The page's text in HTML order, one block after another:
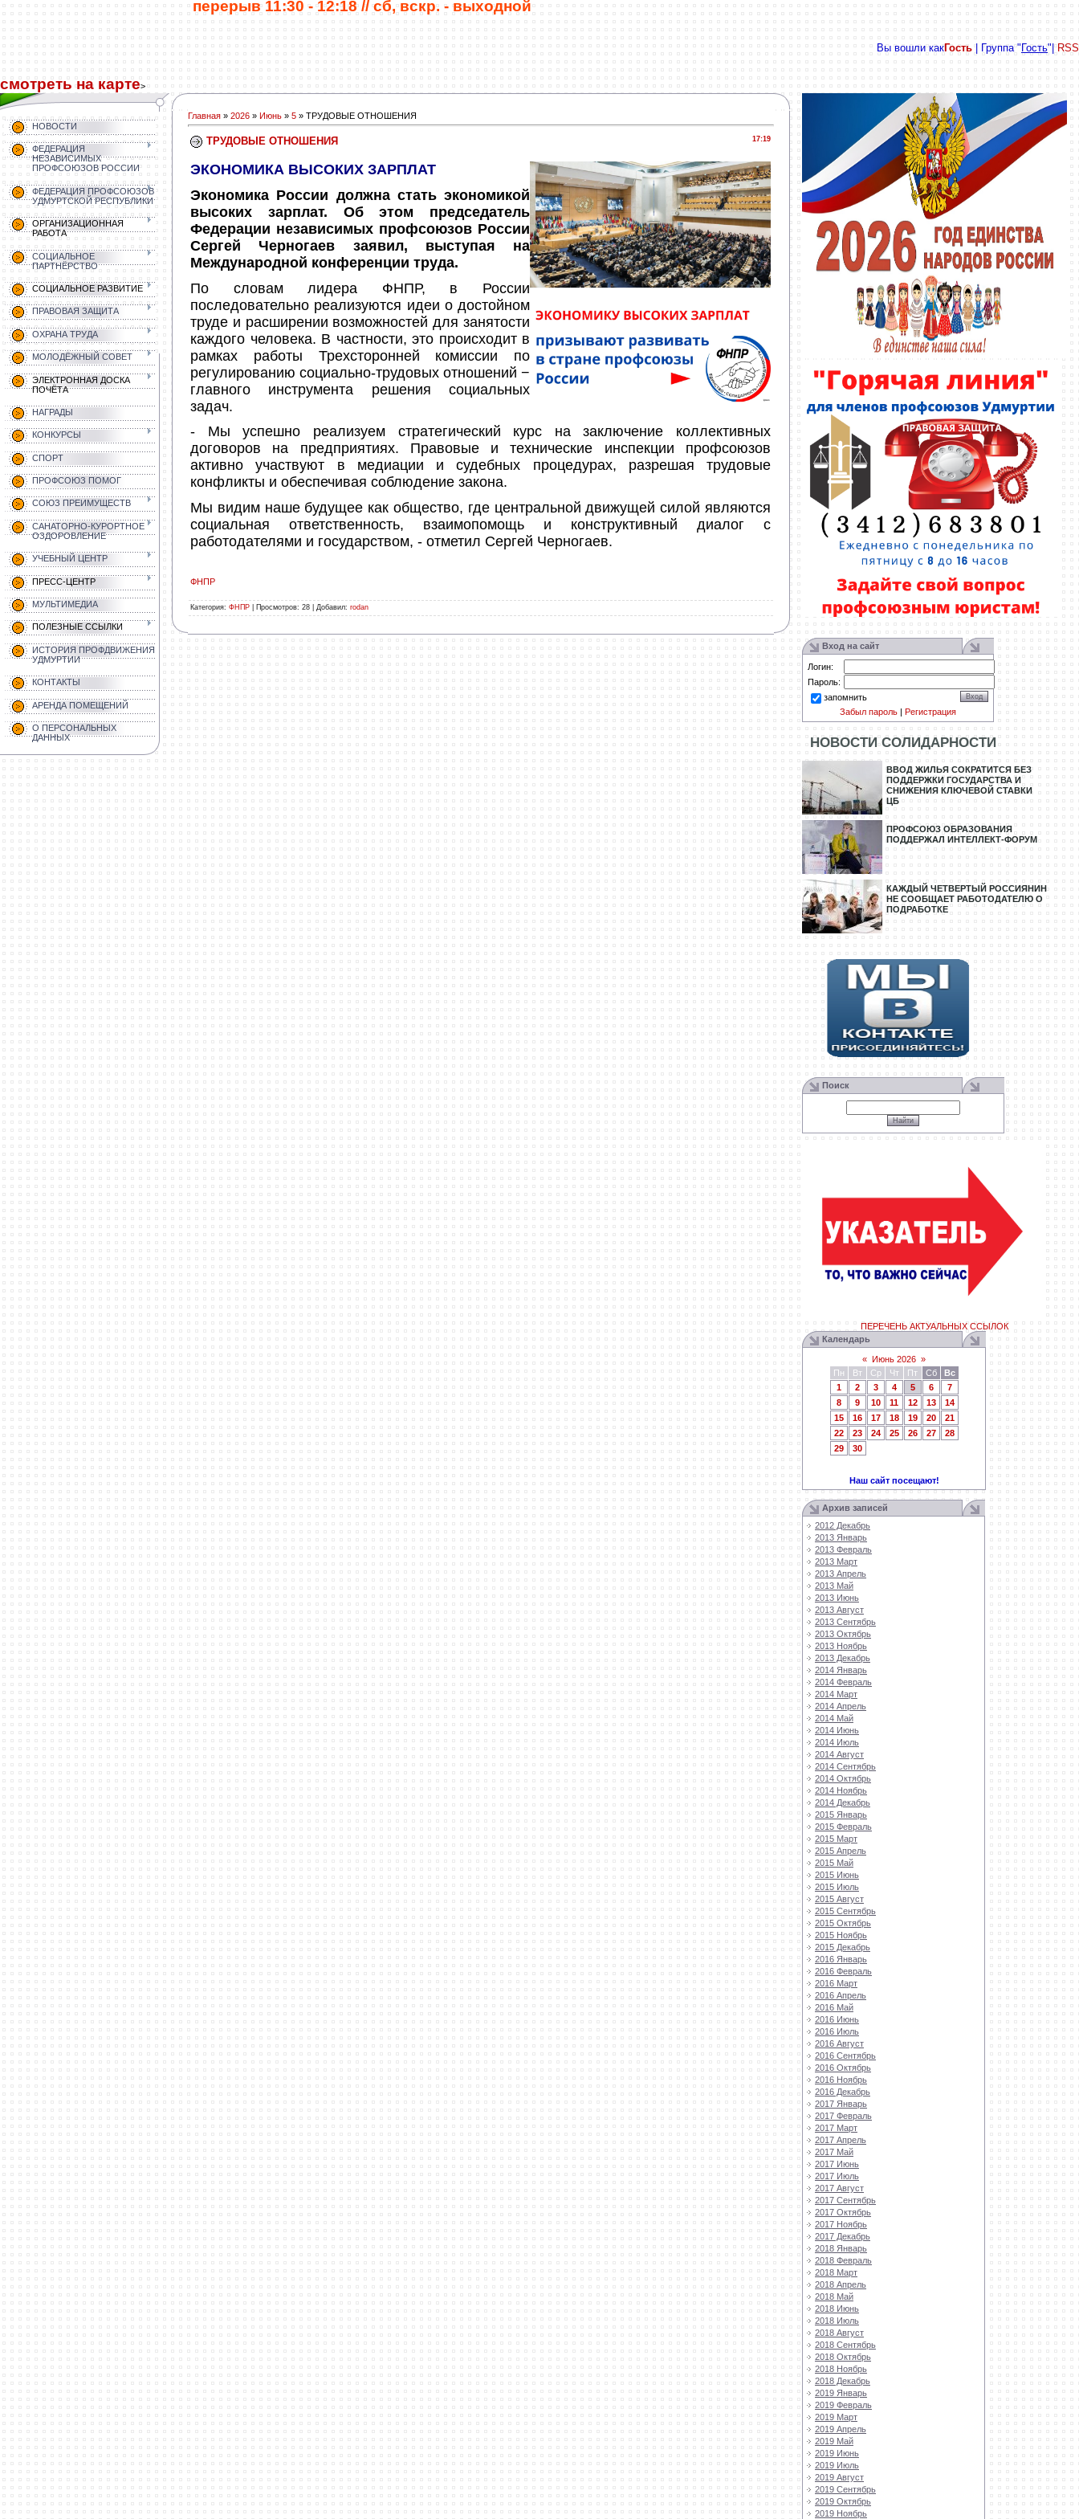
перерыв 11:30 - 12:18 // сб, вскр. - выходной
Вы вошли какГость | Группа " Гость"| RSS
смотреть на карте>
НОВОСТИ
ФЕДЕРАЦИЯ
НЕЗАВИСИМЫХ
ПРОФСОЮЗОВ РОССИИ
ФЕДЕРАЦИЯ ПРОФСОЮЗОВ
УДМУРТСКОЙ РЕСПУБЛИКИ
ОРГАНИЗАЦИОННАЯ
РАБОТА
СОЦИАЛЬНОЕ
ПАРТНЁРСТВО
СОЦИАЛЬНОЕ РАЗВИТИЕ
ПРАВОВАЯ ЗАЩИТА
ОХРАНА ТРУДА
МОЛОДЁЖНЫЙ СОВЕТ
ЭЛЕКТРОННАЯ ДОСКА
ПОЧЁТА
НАГРАДЫ
КОНКУРСЫ
СПОРТ
ПРОФСОЮЗ ПОМОГ
СОЮЗ ПРЕИМУЩЕСТВ
САНАТОРНО-КУРОРТНОЕ
ОЗДОРОВЛЕНИЕ
УЧЕБНЫЙ ЦЕНТР
ПРЕСС-ЦЕНТР
МУЛЬТИМЕДИА
ПОЛЕЗНЫЕ ССЫЛКИ
ИСТОРИЯ ПРОФДВИЖЕНИЯ
УДМУРТИИ
КОНТАКТЫ
АРЕНДА ПОМЕЩЕНИЙ
О ПЕРСОНАЛЬНЫХ
ДАННЫХ
Главная » 2026 » Июнь » 5 » ТРУДОВЫЕ ОТНОШЕНИЯ
17:19
ТРУДОВЫЕ ОТНОШЕНИЯ
ЭКОНОМИКА ВЫСОКИХ ЗАРПЛАТ
Экономика России должна стать экономикой
высоких зарплат. Об этом председатель
Федерации независимых профсоюзов России
Сергей Черногаев заявил, выступая на
Международной конференции труда.
По словам лидера ФНПР, в России
последовательно реализуются идеи о достойном
труде и расширении возможностей для занятости
каждого человека. В частности, это происходит в
рамках работы Трехсторонней комиссии по
регулированию социально-трудовых отношений −
главного инструмента решения социальных
задач.
- Мы успешно реализуем стратегический курс на заключение коллективных
договоров на предприятиях. Правовые и технические инспекции профсоюзов
активно участвуют в медиации и судебных процедурах, разрешая трудовые
конфликты и обеспечивая соблюдение закона.
Мы видим наше будущее как общество, где центральной движущей силой являются
социальная ответственность, взаимопомощь и конструктивный диалог с
работодателями и государством, - отметил Сергей Черногаев.
ФНПР
Категория: ФНПР Просмотров: 28 Добавил: rodan
Вход на сайт
Логин:
Пароль:
запомнить
Забыл пароль | Регистрация
НОВОСТИ СОЛИДАРНОСТИ
ВВОД ЖИЛЬЯ СОКРАТИТСЯ БЕЗ
ПОДДЕРЖКИ ГОСУДАРСТВА И
СНИЖЕНИЯ КЛЮЧЕВОЙ СТАВКИ
ЦБ
ПРОФСОЮЗ ОБРАЗОВАНИЯ
ПОДДЕРЖАЛ ИНТЕЛЛЕКТ-ФОРУМ
КАЖДЫЙ ЧЕТВЕРТЫЙ РОССИЯНИН
НЕ СООБЩАЕТ РАБОТОДАТЕЛЮ О
ПОДРАБОТКЕ
Поиск
ПЕРЕЧЕНЬ АКТУАЛЬНЫХ ССЫЛОК
Календарь
« Июнь 2026 »
Пн
Вт Ср Чт Пт Сб
Вс
1
2 3 4 5 6
7
8
9 10 11 12 13
14
15
16 17 18 19 20
21
22
23 24 25 26 27
28
29
30
Наш сайт посещают!
Архив записей
2012 Декабрь
2013 Январь
2013 Февраль
2013 Март
2013 Апрель
2013 Май
2013 Июнь
2013 Август
2013 Сентябрь
2013 Октябрь
2013 Ноябрь
2013 Декабрь
2014 Январь
2014 Февраль
2014 Март
2014 Апрель
2014 Май
2014 Июнь
2014 Июль
2014 Август
2014 Сентябрь
2014 Октябрь
2014 Ноябрь
2014 Декабрь
2015 Январь
2015 Февраль
2015 Март
2015 Апрель
2015 Май
2015 Июнь
2015 Июль
2015 Август
2015 Сентябрь
2015 Октябрь
2015 Ноябрь
2015 Декабрь
2016 Январь
2016 Февраль
2016 Март
2016 Апрель
2016 Май
2016 Июнь
2016 Июль
2016 Август
2016 Сентябрь
2016 Октябрь
2016 Ноябрь
2016 Декабрь
2017 Январь
2017 Февраль
2017 Март
2017 Апрель
2017 Май
2017 Июнь
2017 Июль
2017 Август
2017 Сентябрь
2017 Октябрь
2017 Ноябрь
2017 Декабрь
2018 Январь
2018 Февраль
2018 Март
2018 Апрель
2018 Май
2018 Июнь
2018 Июль
2018 Август
2018 Сентябрь
2018 Октябрь
2018 Ноябрь
2018 Декабрь
2019 Январь
2019 Февраль
2019 Март
2019 Апрель
2019 Май
2019 Июнь
2019 Июль
2019 Август
2019 Сентябрь
2019 Октябрь
2019 Ноябрь